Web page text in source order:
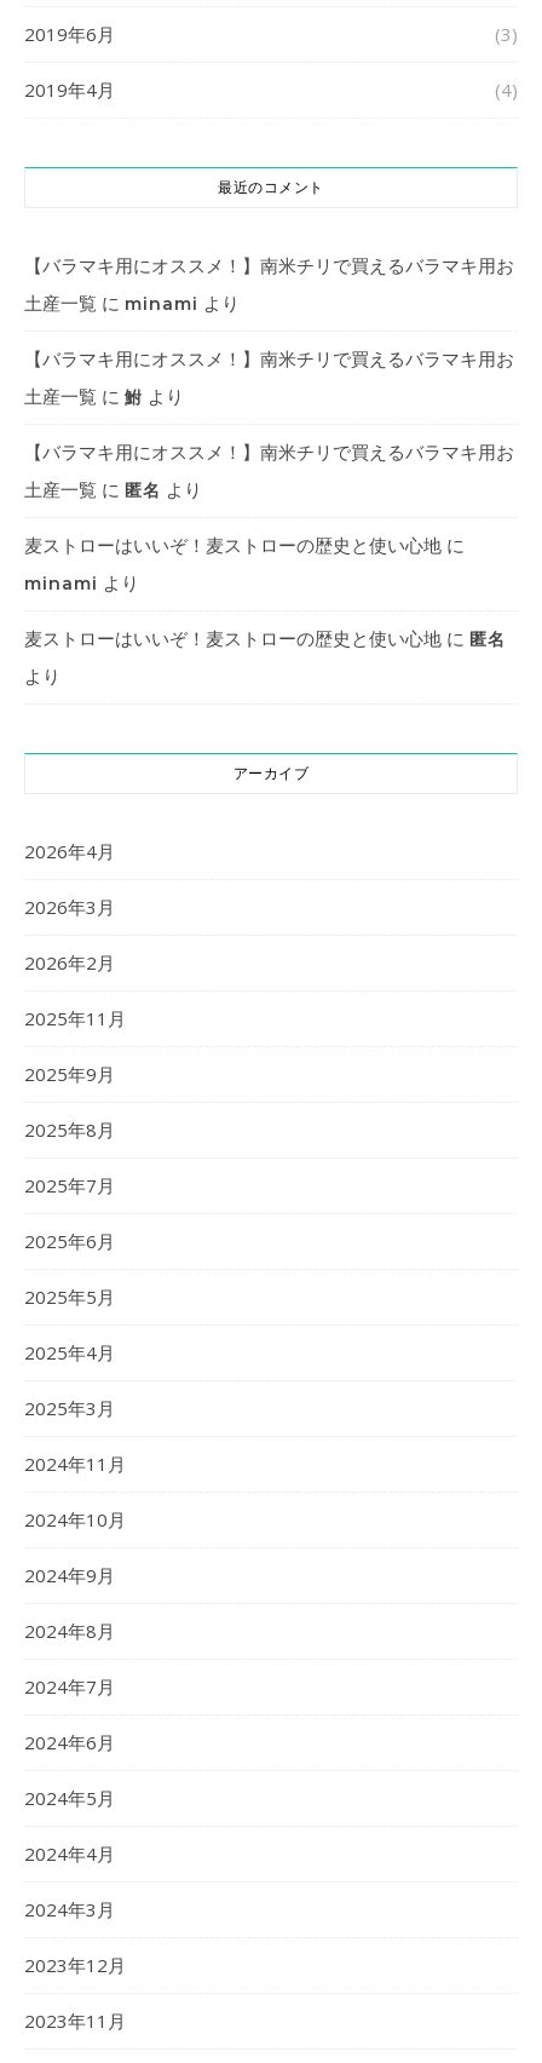
2019年6月 (3)
2019年4月 (4)
最近のコメント
【バラマキ用にオススメ！】南米チリで買えるバラマキ用お
土産一覧 に minami より
【バラマキ用にオススメ！】南米チリで買えるバラマキ用お
土産一覧 に 鮒 より
【バラマキ用にオススメ！】南米チリで買えるバラマキ用お
土産一覧 に 匿名 より
麦ストローはいいぞ！麦ストローの歴史と使い心地 に
minami より
麦ストローはいいぞ！麦ストローの歴史と使い心地 に 匿名
より
アーカイブ
2026年4月
2026年3月
2026年2月
2025年11月
2025年9月
2025年8月
2025年7月
2025年6月
2025年5月
2025年4月
2025年3月
2024年11月
2024年10月
2024年9月
2024年8月
2024年7月
2024年6月
2024年5月
2024年4月
2024年3月
2023年12月
2023年11月